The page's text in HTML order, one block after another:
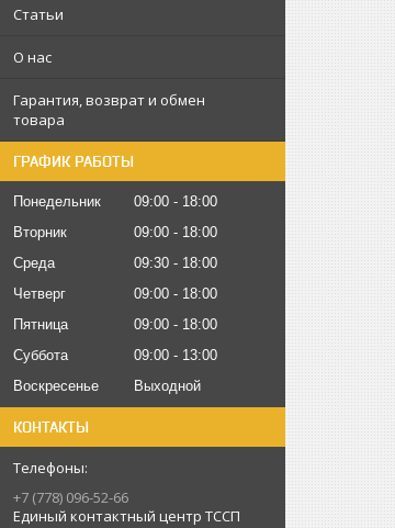
Статьи
О нас
Гарантия, возврат и обмен
товара
ГРАФИК РАБОТЫ
Понедельник 09:00
18:00
Вторник
09:00
18:00
Среда
09:30
18:00
Четверг
09:00
18:00
Пятница
09:00
18:00
Суббота
09:00
13:00
Воскресенье
Выходной
КОНТАКТЫ
+7 (778) 096-52-66
Единый контактный центр ТССП